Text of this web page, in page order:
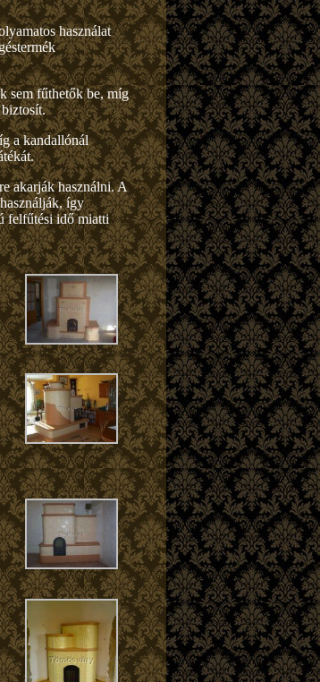
használat
sem fűthetők be, míg
biztosít.
a kandallónál
akarják használni. A
így
felfűtési idő miatti